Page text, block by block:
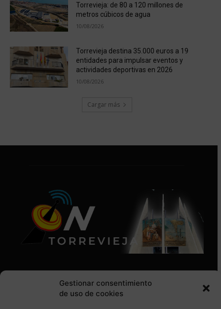
Gestionar consentimiento
de uso de cookies
Torrevieja: de 80 a 120 millones de
metros cúbicos de agua
10/08/2026
Torrevieja destina 35.000 euros a 19
entidades para impulsar eventos y
actividades deportivas en 2026
10/08/2026
Cargar más